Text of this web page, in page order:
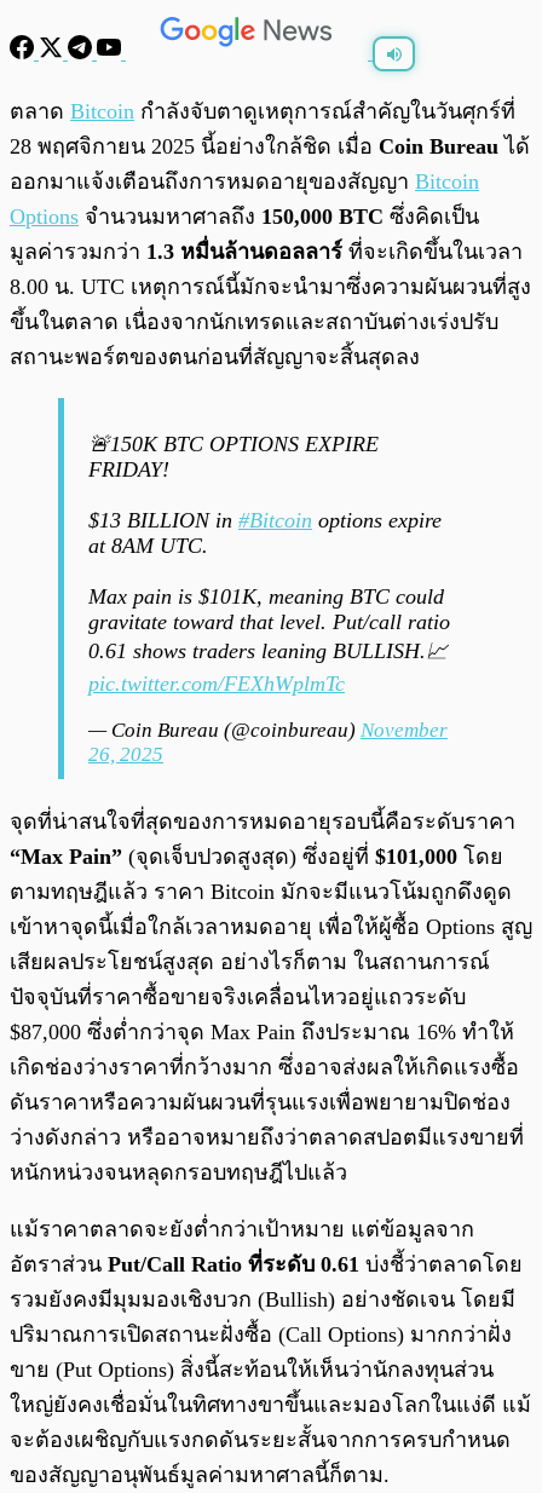
0:00 /
ตลาด Bitcoin กำลังจับตาดูเหตุการณ์สำคัญในวันศุกร์ที่
28 พฤศจิกายน 2025 นี้อย่างใกล้ชิด เมื่อ Coin Bureau ได้
ออกมาแจ้งเตือนถึงการหมดอายุของสัญญา Bitcoin
Options จำนวนมหาศาลถึง 150,000 BTC ซึ่งคิดเป็น
มูลค่ารวมกว่า 1.3 หมื่นล้านดอลลาร์ ที่จะเกิดขึ้นในเวลา
8.00 น. UTC เหตุการณ์นี้มักจะนำมาซึ่งความผันผวนที่สูง
ขึ้นในตลาด เนื่องจากนักเทรดและสถาบันต่างเร่งปรับ
สถานะพอร์ตของตนก่อนที่สัญญาจะสิ้นสุดลง
🚨150K BTC OPTIONS EXPIRE
FRIDAY!
$13 BILLION in #Bitcoin options expire
at 8AM UTC.
Max pain is $101K, meaning BTC could
gravitate toward that level. Put/call ratio
0.61 shows traders leaning BULLISH.📈
pic.twitter.com/FEXhWplmTc
— Coin Bureau (@coinbureau) November
26, 2025
จุดที่น่าสนใจที่สุดของการหมดอายุรอบนี้คือระดับราคา
“Max Pain” (จุดเจ็บปวดสูงสุด) ซึ่งอยู่ที่ $101,000 โดย
ตามทฤษฎีแล้ว ราคา Bitcoin มักจะมีแนวโน้มถูกดึงดูด
เข้าหาจุดนี้เมื่อใกล้เวลาหมดอายุ เพื่อให้ผู้ซื้อ Options สูญ
เสียผลประโยชน์สูงสุด อย่างไรก็ตาม ในสถานการณ์
ปัจจุบันที่ราคาซื้อขายจริงเคลื่อนไหวอยู่แถวระดับ
$87,000 ซึ่งต่ำกว่าจุด Max Pain ถึงประมาณ 16% ทำให้
เกิดช่องว่างราคาที่กว้างมาก ซึ่งอาจส่งผลให้เกิดแรงซื้อ
ดันราคาหรือความผันผวนที่รุนแรงเพื่อพยายามปิดช่อง
ว่างดังกล่าว หรืออาจหมายถึงว่าตลาดสปอตมีแรงขายที่
หนักหน่วงจนหลุดกรอบทฤษฎีไปแล้ว
แม้ราคาตลาดจะยังต่ำกว่าเป้าหมาย แต่ข้อมูลจาก
อัตราส่วน Put/Call Ratio ที่ระดับ 0.61 บ่งชี้ว่าตลาดโดย
รวมยังคงมีมุมมองเชิงบวก (Bullish) อย่างชัดเจน โดยมี
ปริมาณการเปิดสถานะฝั่งซื้อ (Call Options) มากกว่าฝั่ง
ขาย (Put Options) สิ่งนี้สะท้อนให้เห็นว่านักลงทุนส่วน
ใหญ่ยังคงเชื่อมั่นในทิศทางขาขึ้นและมองโลกในแง่ดี แม้
จะต้องเผชิญกับแรงกดดันระยะสั้นจากการครบกำหนด
ของสัญญาอนุพันธ์มูลค่ามหาศาลนี้ก็ตาม.